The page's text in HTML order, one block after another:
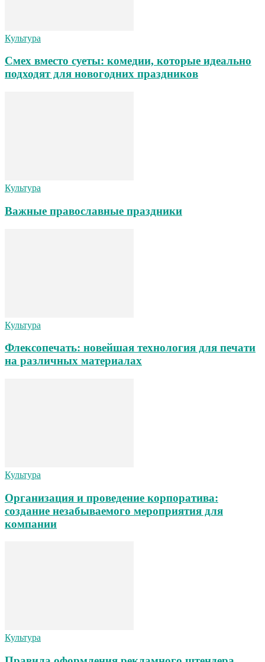
Культура
Смех вместо суеты: комедии, которые идеально
подходят для новогодних праздников
Культура
Важные православные праздники
Культура
Флексопечать: новейшая технология для печати
на различных материалах
Культура
Организация и проведение корпоратива:
создание незабываемого мероприятия для
компании
Культура